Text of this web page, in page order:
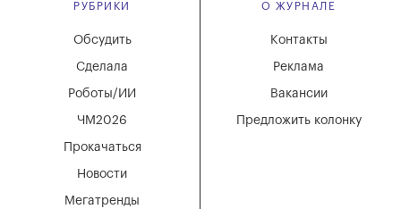
РУБРИКИ
Мегатренды
Новости
Обсудить
Сделала
Роботы/ИИ
ЧМ2026
Прокачаться
О ЖУРНАЛЕ
Вакансии
Реклама
Контакты
Предложить колонку